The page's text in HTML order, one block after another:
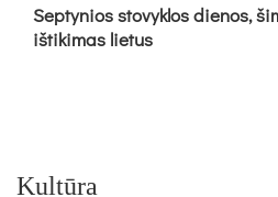
Sep­ty­nios sto­vyk­los die­nos,
iš­ti­ki­mas lie­tus
Kultūra